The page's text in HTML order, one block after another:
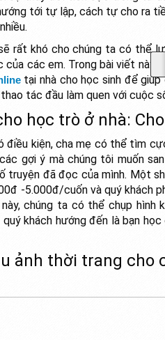
tới tự lập, cách tự cho ra
rất khó cho chúng ta có thể
các em. Trong bài viết này,
tại nhà cho học sinh để
tác đầu làm quen với cuộc
học trò ở nhà:
điều kiện, cha mẹ có thể tìm
gợi ý mà chúng tôi muốn
truyện đã đọc của mình. Một
-5.000đ/cuốn và quý khách
chúng ta có thể chụp hình
khách hướng đến là bạn
ảnh thời trang cho